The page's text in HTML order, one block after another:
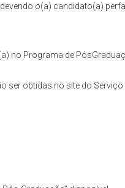
, devendo o(a) candidato(a)
no Programa de
ser obtidas no site do